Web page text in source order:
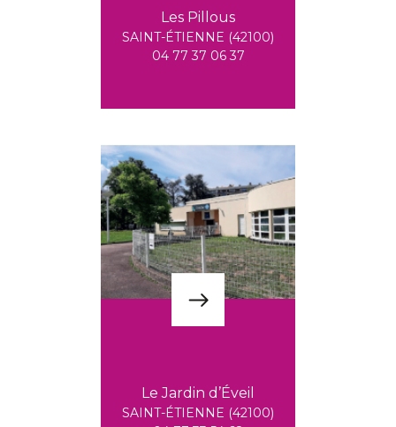
Les Pillous
SAINT-ÉTIENNE (42100)
04 77 37 06 37
Le Jardin d’Éveil
SAINT-ÉTIENNE (42100)